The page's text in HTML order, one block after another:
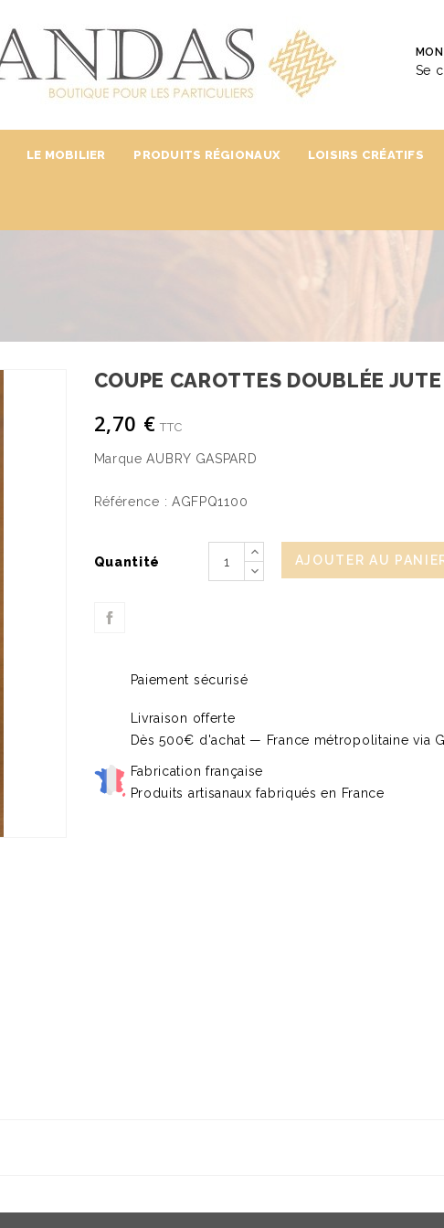
Se
LE MOBILIER PRODUITS RÉGIONAUX LOISIRS CRÉATIFS
COUPE CAROTTES DOUBLÉE JUTE
2,70 € TTC
Marque AUBRY GASPARD
Référence : AGFPQ1100
Quantité AJOUTER AU
Paiement sécurisé
Livraison offerte
Dès 500€ d'achat — France métropolitaine via
Fabrication française
Produits artisanaux fabriqués en France